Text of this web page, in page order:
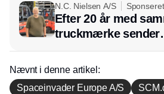
N.C. Nielsen A/S Sponseret
Efter 20 år med
truckmærke sender
lagerchef stafetten
hos INOX
Nævnt i denne artikel:
Spaceinvader Europe A/S